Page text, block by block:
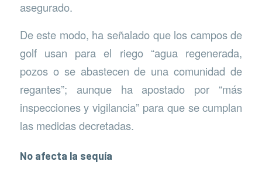
asegurado.
De este modo, ha señalado que los campos de
golf usan para el riego “agua regenerada,
pozos o se abastecen de una comunidad de
regantes”; aunque ha apostado por “más
inspecciones y vigilancia” para que se cumplan
las medidas decretadas.
No afecta la sequía